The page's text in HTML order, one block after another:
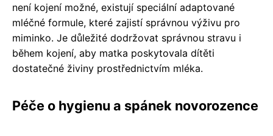
není kojení možné, existují speciální adaptované
mléčné formule, které zajistí správnou výživu pro
miminko. Je důležité dodržovat správnou stravu i
během kojení, aby matka poskytovala dítěti
dostatečné živiny prostřednictvím mléka.
Péče o hygienu a spánek novorozence